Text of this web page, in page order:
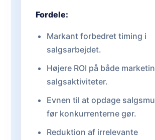
Fordele:
Markant forbedret timing i
salgsarbejdet.
Højere ROI på både
salgsaktiviteter.
Evnen til at opdage
før konkurrenterne gør.
Reduktion af irrelevante